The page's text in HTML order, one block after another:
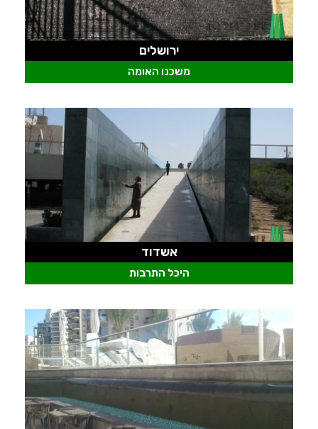
משכנו האומה
ירושלים
היכל התרבות
אשדוד